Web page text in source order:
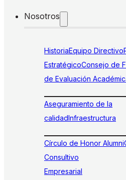
Nosotros
HistoriaEquipo Directivo
EstratégicoConsejo de
de Evaluación
Aseguramiento de la
calidadInfraestructura
Círculo de Honor Alumni
Consultivo
Empresarial